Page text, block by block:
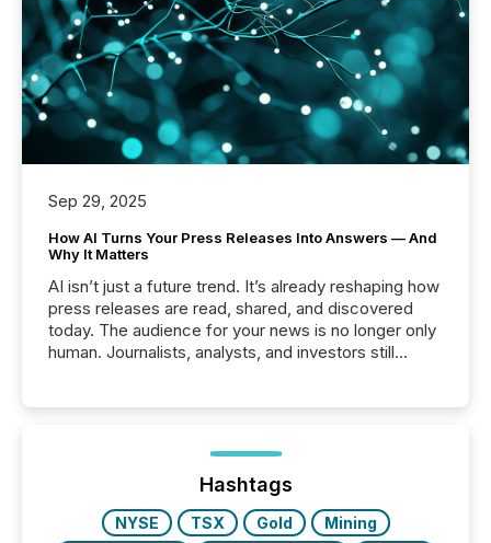
Sep 29, 2025
How AI Turns Your Press Releases Into Answers — And
Why It Matters
AI isn’t just a future trend. It’s already reshaping how
press releases are read, shared, and discovered
today. The audience for your news is no longer only
human. Journalists, analysts, and investors still
function (McKinsey, 2025) 92% of Fortune 500
companies are using OpenAI's technology...
Hashtags
NYSE TSX Gold
Mining